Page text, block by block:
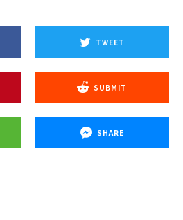
TWEET
SUBMIT
SHARE